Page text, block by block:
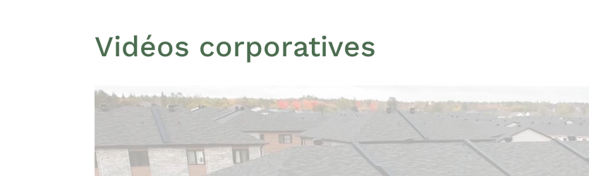
Vidéos corporatives
Lecteur